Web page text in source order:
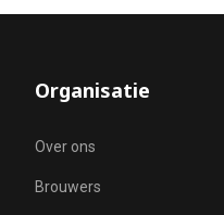
Organisatie
Over ons
Brouwers